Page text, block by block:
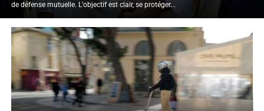
de défense mutuelle. L'objectif est clair, se protéger...